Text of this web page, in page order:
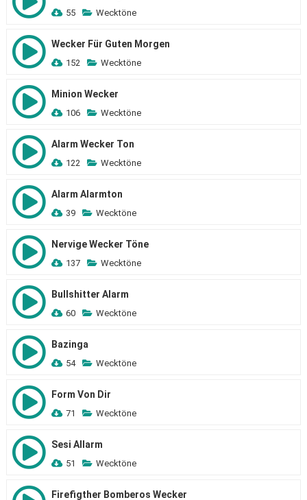
55 Wecktöne
Wecker Für Guten Morgen
152 Wecktöne
Minion Wecker
106 Wecktöne
Alarm Wecker Ton
122 Wecktöne
Alarm Alarmton
39 Wecktöne
Nervige Wecker Töne
137 Wecktöne
Bullshitter Alarm
60 Wecktöne
Bazinga
54 Wecktöne
Form Von Dir
71 Wecktöne
Sesi Allarm
51 Wecktöne
Firefigther Bomberos Wecker